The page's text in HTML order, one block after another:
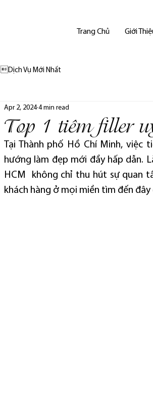
Trang Chủ Giới
Dịch Vụ Mới Nhất
Top 1 tiêm filler
Apr 2, 2024 4 min read
Tại Thành phố Hồ Chí Minh,
hướng làm đẹp mới đầy hấp dẫn.
HCM  không chỉ thu hút sự quan
khách hàng ở mọi miền tìm đến